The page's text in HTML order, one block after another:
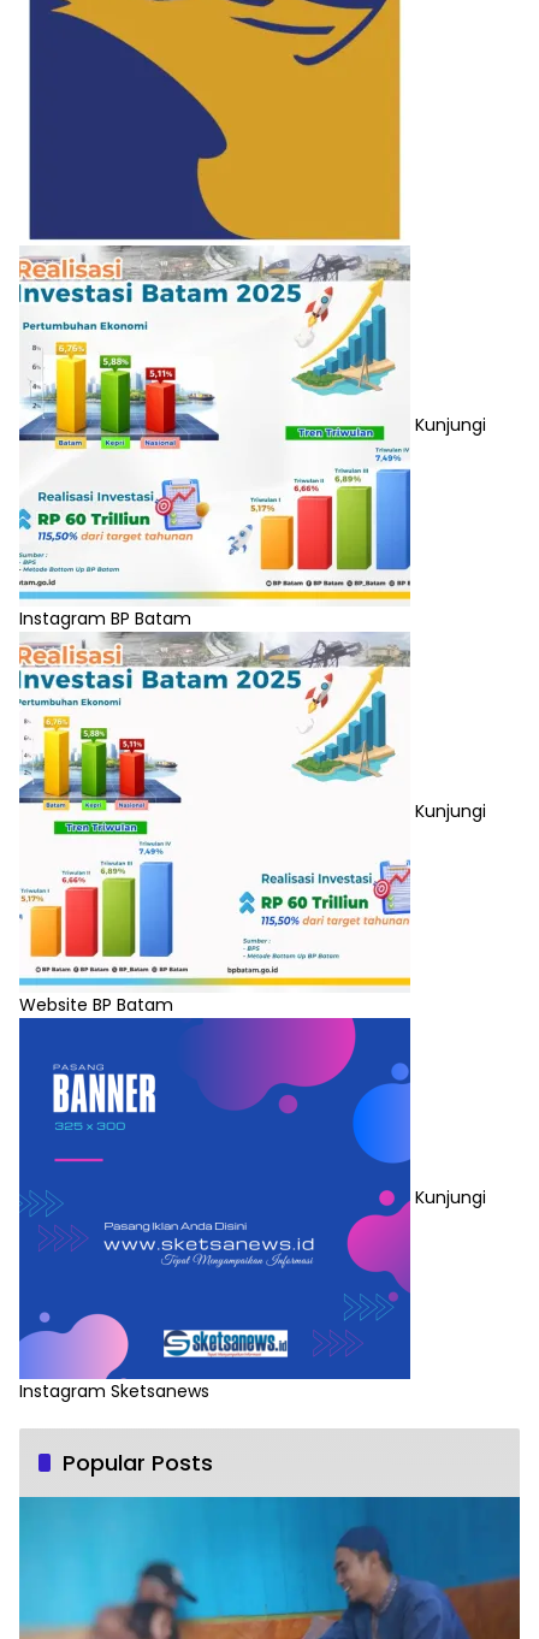
Kunjungi
Instagram BP Batam
Kunjungi
Website BP Batam
Kunjungi
Instagram Sketsanews
Popular Posts